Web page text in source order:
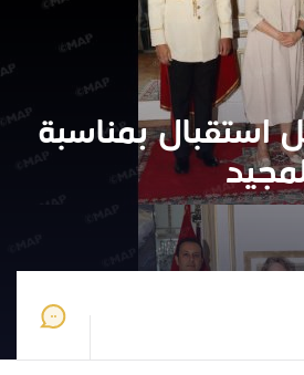
استقبال بمناسبة